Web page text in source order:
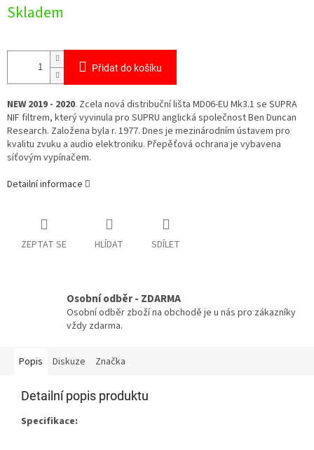
cena:
Skladem
Přidat do košíku
NEW 2019 - 2020. Zcela nová distribuční lišta MD06-EU Mk3.1 se SUPRA
NIF filtrem, který vyvinula pro SUPRU anglická společnost Ben Duncan
Research. Založena byla r. 1977. Dnes je mezinárodním ústavem pro
kvalitu zvuku a audio elektroniku. Přepěťová ochrana je vybavena
síťovým vypínačem.
Detailní informace
ZEPTAT SE HLÍDAT SDÍLET
Osobní odběr - ZDARMA
Osobní odběr zboží na obchodě je u nás pro zákazníky
vždy zdarma.
Popis Diskuze Značka
Detailní popis produktu
Specifikace: